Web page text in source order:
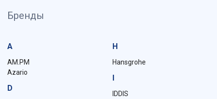
Бренды
A
AM.PM
Azario
D
H
Hansgrohe
I
IDDIS